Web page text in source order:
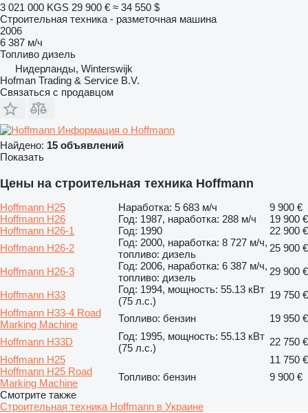
3 021 000 KGS 29 900 € ≈ 34 550 $
Строительная техника - разметочная машина
2006
6 387 м/ч
Топливо дизель
Нидерланды, Winterswijk
Hofman Trading & Service B.V.
Связаться с продавцом
Информация о Hoffmann
Найдено: 15 объявлений
Показать
Цены на строительная техника Hoffmann
Hoffmann H25 Наработка: 5 683 м/ч
9 900 €
Hoffmann H26
Год: 1987, наработка: 288 м/ч
19 900 €
Hoffmann H26-1
Год: 1990
22 900 €
Hoffmann H26-2
Год: 2000, наработка: 8 727 м/ч,
топливо: дизель
25 900 €
Hoffmann H26-3
Год: 2006, наработка: 6 387 м/ч,
топливо: дизель
29 900 €
Hoffmann H33
Год: 1994, мощность: 55.13 кВт
(75 л.с.)
19 750 €
Hoffmann H33-4 Road
Marking Machine
Топливо: бензин
19 950 €
Hoffmann H33D
Год: 1995, мощность: 55.13 кВт
(75 л.с.)
22 750 €
Hoffmann H25
11 750 €
Hoffmann H25 Road
Marking Machine
Топливо: бензин
9 900 €
Смотрите также
Строительная техника Hoffmann в Украине